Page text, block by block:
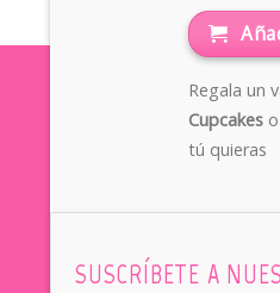
Regala un
Cupcakes o
tú quieras
SUSCRÍBETE A